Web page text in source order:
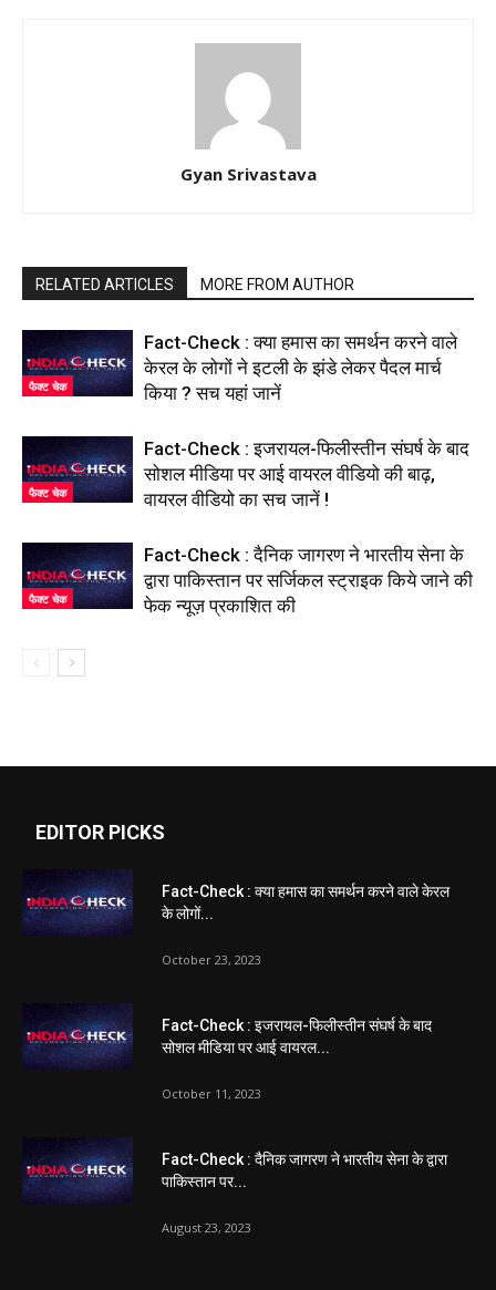
Gyan Srivastava
RELATED ARTICLES MORE FROM AUTHOR
फैक्ट चेक
Fact-Check : क्या हमास का समर्थन करने वाले
केरल के लोगों ने इटली के झंडे लेकर पैदल मार्च
किया ? सच यहां जानें
फैक्ट चेक
Fact-Check : इजरायल-फिलीस्तीन संघर्ष के बाद
सोशल मीडिया पर आई वायरल वीडियो की बाढ़,
वायरल वीडियो का सच जानें !
फैक्ट चेक
Fact-Check : दैनिक जागरण ने भारतीय सेना के
द्वारा पाकिस्तान पर सर्जिकल स्ट्राइक किये जाने की
फेक न्यूज़ प्रकाशित की
EDITOR PICKS
Fact-Check : क्या हमास का समर्थन करने वाले केरल
के लोगों...
October 23, 2023
Fact-Check : इजरायल-फिलीस्तीन संघर्ष के बाद
सोशल मीडिया पर आई वायरल...
October 11, 2023
Fact-Check : दैनिक जागरण ने भारतीय सेना के द्वारा
पाकिस्तान पर...
August 23, 2023